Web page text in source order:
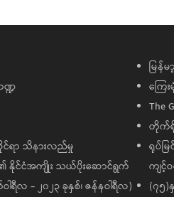
ဍ
ရာ သိနားလည်မှု
နိုင်ငံအကျိုး သယ်ပိုးဆောင်ရွက်
ါရီလ - ၂၀၂၃ ခုနှစ်၊ ဇန်နဝါရီလ)
မြန်
ကြေး
The
တိုက်
ရုပ်မ
ကျင့်ဝ
(၇၅